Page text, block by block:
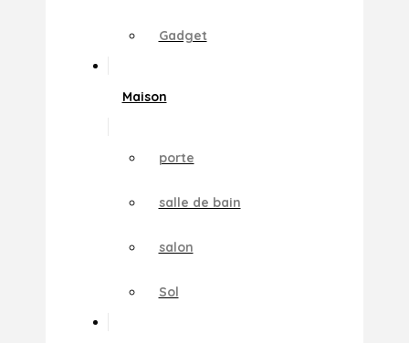
Gadget
Maison
porte
salle de bain
salon
Sol